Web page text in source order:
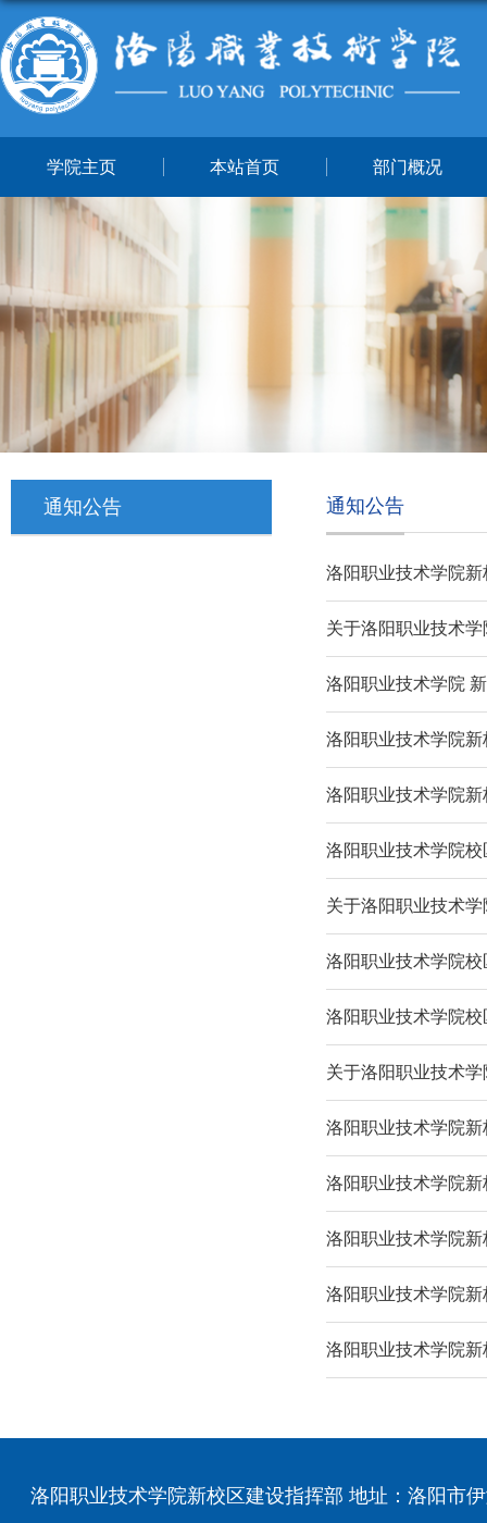
学院主页 本站首页 部门概况
通知公告 通知公告
洛阳职业技术学院
关于洛阳职业技术
洛阳职业技术学院
洛阳职业技术学院
洛阳职业技术学院
洛阳职业技术学院
关于洛阳职业技术
洛阳职业技术学院
洛阳职业技术学院
关于洛阳职业技术
洛阳职业技术学院
洛阳职业技术学院
洛阳职业技术学院
洛阳职业技术学院
洛阳职业技术学院
洛阳职业技术学院新校区建设指挥部 地址：洛阳市